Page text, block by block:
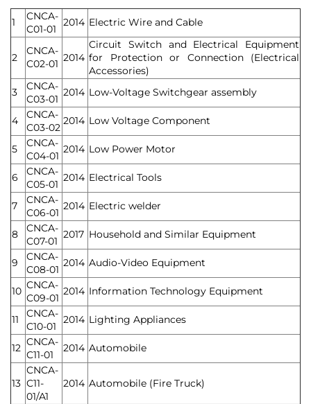
1
CNCA-
C01-01
2014 Electric Wire and Cable
2
CNCA-
C02-01 2014
Circuit Switch and Electrical Equipment
for Protection or Connection (Electrical
Accessories)
3
CNCA-
C03-01
2014 Low-Voltage Switchgear assembly
4
CNCA-
C03-02
2014 Low Voltage Component
5
CNCA-
C04-01
2014 Low Power Motor
6
CNCA-
C05-01
2014 Electrical Tools
7
CNCA-
C06-01
2014 Electric welder
8
CNCA-
C07-01
2017 Household and Similar Equipment
9
CNCA-
C08-01
2014 Audio-Video Equipment
10 CNCA-
C09-01
2014 Information Technology Equipment
11
CNCA-
C10-01
2014 Lighting Appliances
12 CNCA-
C11-01
2014 Automobile
13
CNCA-
C11-
01/A1
2014 Automobile (Fire Truck)